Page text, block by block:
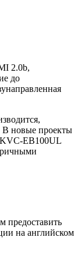
2.0b,
до
В новые проекты
EB100UL
на английском